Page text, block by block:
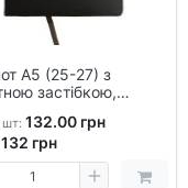
А5 (25-27) з
застібкою,
стильний
шт: 132.00 грн
132 грн